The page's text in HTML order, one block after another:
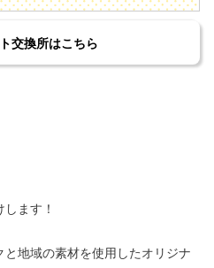
交換所はこちら
ます！
地域の素材を使用したオリジナ